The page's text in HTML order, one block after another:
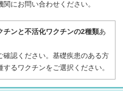
にお問い合わせください。
チンと不活化ワクチンの2種類あ
確認ください。基礎疾患のある方
るワクチンをご選択ください。